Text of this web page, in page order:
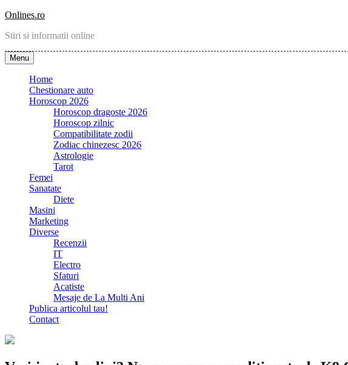
Skip
content
Onlines.ro
Stiri si informatii online
Menu
Home
Chestionare auto
Horoscop 2026
Horoscop dragoste 2026
Horoscop zilnic
Compatibilitate zodii
Zodiac chinezesc 2026
Astrologie
Tarot
Femei
Sanatate
Diete
Masini
Marketing
Diverse
Recenzii
IT
Electro
Sfaturi
Acatiste
Mesaje de La Multi Ani
Publica articolul tau!
Contact